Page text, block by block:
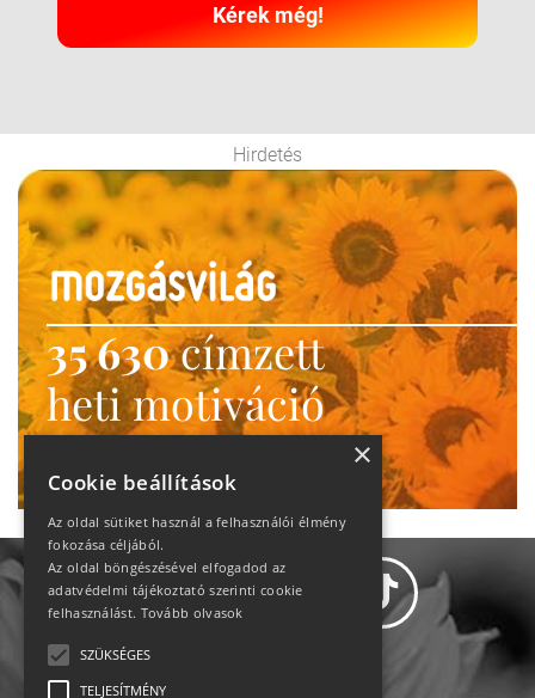
Kérek még!
Hirdetés
35 630címzett
heti motiváció
Ne maradj le!
×
Cookie beállítások
Az oldal sütiket használ a felhasználói élmény
fokozása céljából.
Az oldal böngészésével elfogadod az
adatvédelmi tájékoztató szerinti cookie
felhasználást. Tovább olvasok
SZÜKSÉGES
TELJESÍTMÉNY